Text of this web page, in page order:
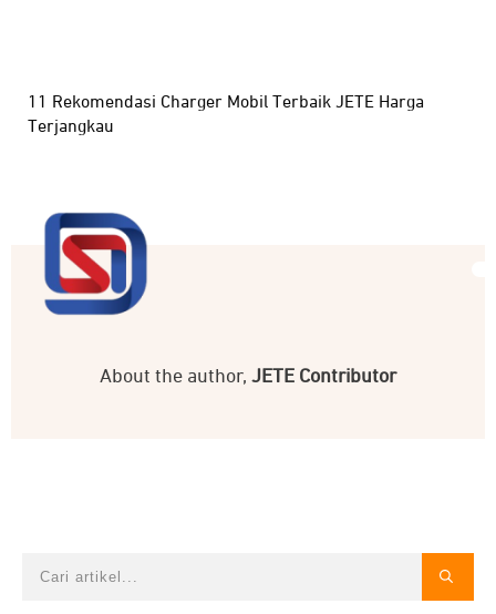
11 Rekomendasi Charger Mobil Terbaik JETE Harga
Terjangkau
About the author, JETE Contributor